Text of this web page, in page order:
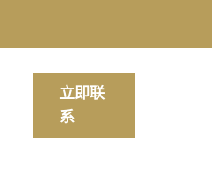
立即联
系